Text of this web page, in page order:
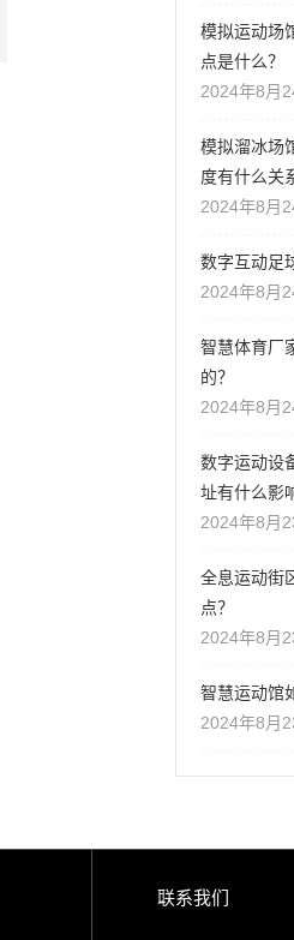
模拟运动场
点是什么？
2024年8月
模拟溜冰场
度有什么关
2024年8月
数字互动足
2024年8月
智慧体育厂
的？
2024年8月
数字运动设
址有什么影
2024年8月
全息运动街
点？
2024年8月
智慧运动馆
2024年8月
联系我们